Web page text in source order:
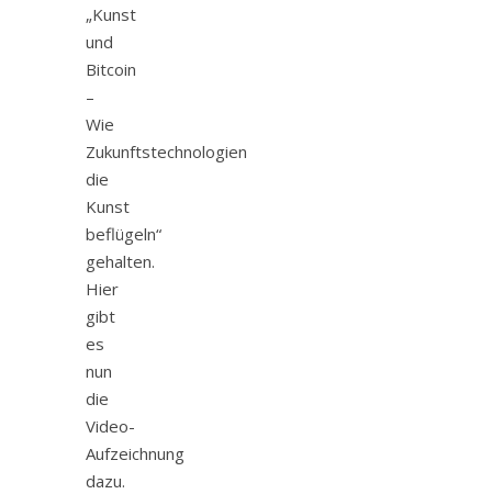
„Kunst
und
Bitcoin
–
Wie
Zukunftstechnologien
die
Kunst
beflügeln“
gehalten.
Hier
gibt
es
nun
die
Video-
Aufzeichnung
dazu.